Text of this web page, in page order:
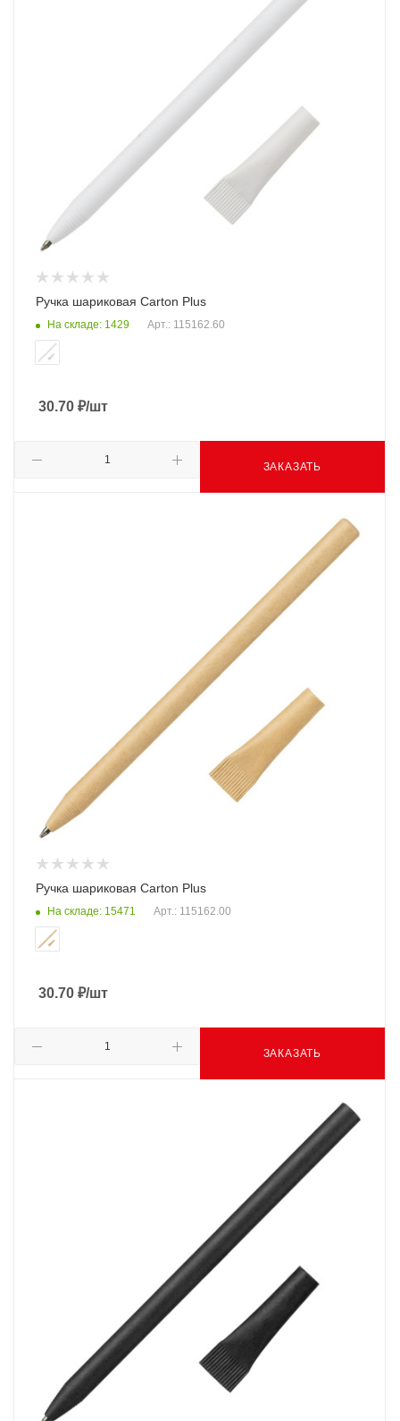
Ручка шариковая Carton Plus
На складе: 1429 Арт.: 115162.60
30.70 ₽/шт
ЗАКАЗАТЬ
Ручка шариковая Carton Plus
На складе: 15471 Арт.: 115162.00
30.70 ₽/шт
ЗАКАЗАТЬ